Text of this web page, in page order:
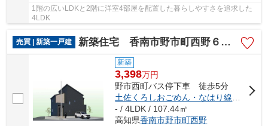
1階の広いLDKと2階に洋室4部屋を配置した暮らしやすさを追求した
4LDK
売買 | 新築一戸建 新築住宅 香南市野市町西野６期①
新築
3,398万円
野市西町バス停下車 徒歩5分
土佐くろしおごめん・なはり線
「 のいち
- / 4LDK / 107.44㎡
高知県香南市野市町西野